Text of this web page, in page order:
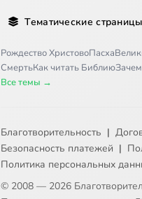
Тематические
Рождество ХристовоПасха
СмертьКак читать Библию
Все темы →
Благотворительность |
Безопасность платежей |
Политика персональных
© 2008 — 2026